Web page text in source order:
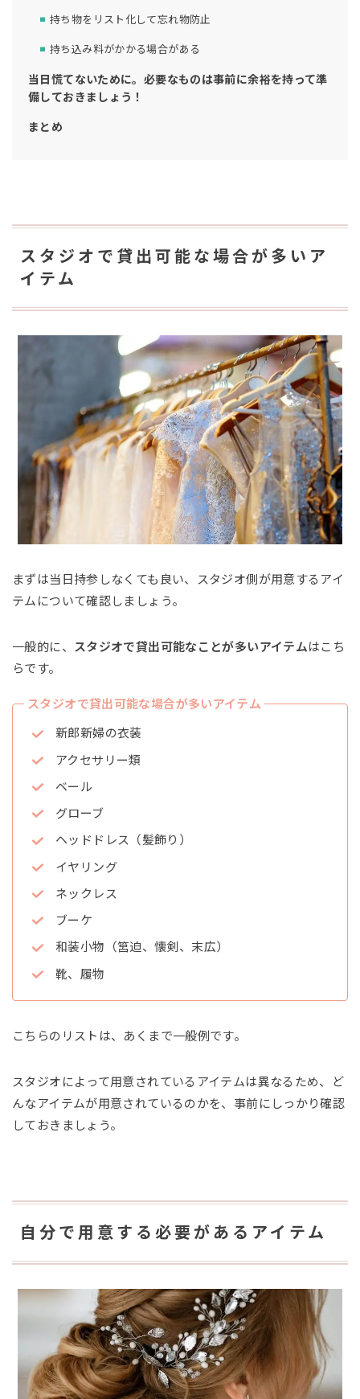
持ち物をリスト化して忘れ物防止
持ち込み料がかかる場合がある
当日慌てないために。必要なものは事前に余裕を持って準
備しておきましょう！
まとめ
スタジオで貸出可能な場合が多いア
イテム
まずは当日持参しなくても良い、スタジオ側が用意するアイ
テムについて確認しましょう。
一般的に、 スタジオで貸出可能なことが多いアイテムはこち
らです。
スタジオで貸出可能な場合が多いアイテム
新郎新婦の衣装
アクセサリー類
ベール
グローブ
ヘッドドレス（髪飾り）
イヤリング
ネックレス
ブーケ
和装小物（筥迫、懐剣、末広）
靴、履物
こちらのリストは、あくまで一般例です。
スタジオによって用意されているアイテムは異なるため、ど
んなアイテムが用意されているのかを、事前にしっかり確認
しておきましょう。
自分で用意する必要があるアイテム